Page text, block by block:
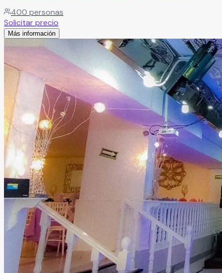
gran impacto.Leer más
400 personas
Solicitar precio
Más información